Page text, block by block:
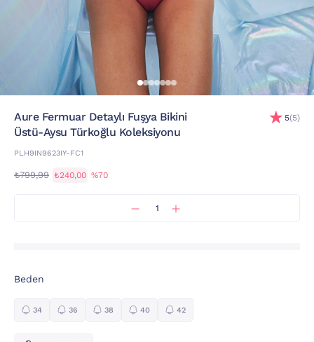
Aure Fermuar Detaylı Fuşya Bikini
Üstü-Aysu Türkoğlu Koleksiyonu
PLH9IN9623IY-FC1
5(5)
₺799,99 ₺240,00 %70
Beden
34 36 38 40 42